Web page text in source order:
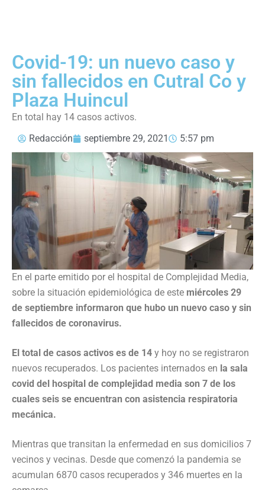
Covid-19: un nuevo caso y
sin fallecidos en Cutral Co y
Plaza Huincul
En total hay 14 casos activos.
Redacción
septiembre 29, 2021 5:57 pm
En el parte emitido por el hospital de Complejidad Media,
sobre la situación epidemiológica de este miércoles 29
de septiembre informaron que hubo un nuevo caso y sin
fallecidos de coronavirus.
El total de casos activos es de 14 y hoy no se registraron
nuevos recuperados. Los pacientes internados en la sala
covid del hospital de complejidad media son 7 de los
cuales seis se encuentran con asistencia respiratoria
mecánica.
Mientras que transitan la enfermedad en sus domicilios 7
vecinos y vecinas. Desde que comenzó la pandemia se
acumulan 6870 casos recuperados y 346 muertes en la